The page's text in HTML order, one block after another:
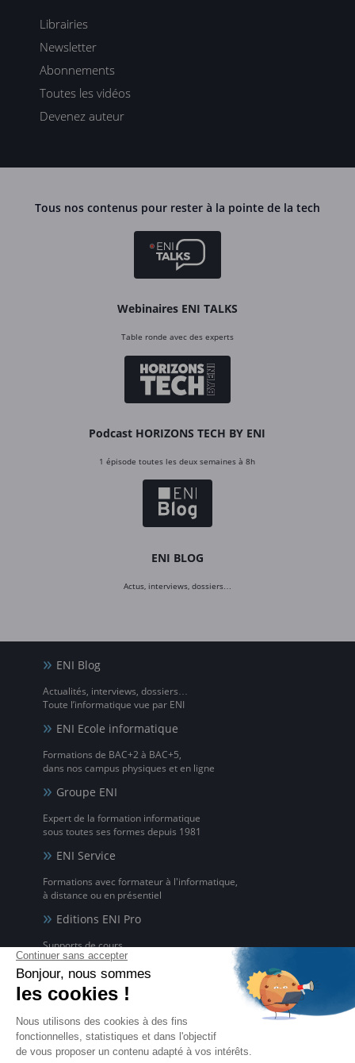
Librairies
Newsletter
Abonnements
Toutes les vidéos
Devenez auteur
Tous nos contenus pour rester à la pointe de la tech
Webinaires ENI TALKS
Table ronde avec des experts
Podcast HORIZONS TECH BY ENI
1 épisode toutes les deux semaines à 8h
ENI BLOG
Actus, interviews, dossiers…
ENI Blog
Actualités, interviews, dossiers…
Toute l’informatique vue par ENI
ENI Ecole informatique
Formations de BAC+2 à BAC+5,
dans nos campus physiques et en ligne
Groupe ENI
Expert de la formation informatique
sous toutes ses formes depuis 1981
ENI Service
Formations avec formateur à l'informatique,
à distance ou en présentiel
Editions ENI Pro
Supports de cours
pour les organismes de formation
ENI elearning
La solution de formation à l'informatique en ligne,
disponible en 5 langues
Certifications ENI